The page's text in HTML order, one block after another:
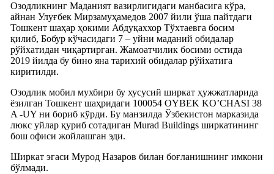
Озодликнинг Маданият вазирлигидаги манбасига кўра,
айнан Улуғбек Мирзамуҳамедов 2007 йили ўша пайтдаги
Тошкент шаҳар ҳокими Абдуқаххор Тўхтаевга босим
қилиб, Бобур кўчасидаги 7 – уйни маданий обидалар
рўйхатидан чиқартирган. Жамоатчилик босими остида
2019 йилда бу бино яна тарихий обидалар рўйхатига
киритилди.
Озодлик мобил мухбири бу хусусий ширкат ҳужжатларида
ëзилган Тошкент шаҳридаги 100054 OYBEK KO’CHASI 38
A -UY ни бориб кўрди. Бу манзилда Ўзбекистон марказида
люкс уйлар қуриб сотадиган Murad Buildings ширкатининг
бош офиси жойлашган эди.
Ширкат эгаси Мурод Назаров билан боғланишнинг имкони
бўлмади.